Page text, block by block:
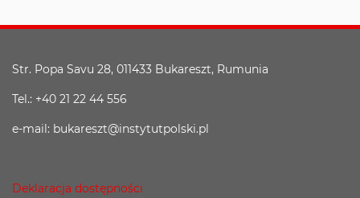
Str. Popa Savu 28, 011433 Bukareszt, Rumunia
Tel.: +40 21 22 44 556
e-mail: bukareszt@instytutpolski.pl
Deklaracja dostępności